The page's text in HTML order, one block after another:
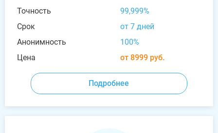
Точность
99,999%
Срок
от 7 дней
Анонимность
100%
Цена
от 8999 руб.
Подробнее